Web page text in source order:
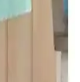
Yüksek
yüksek emiciliği
rahatlık sağlar,